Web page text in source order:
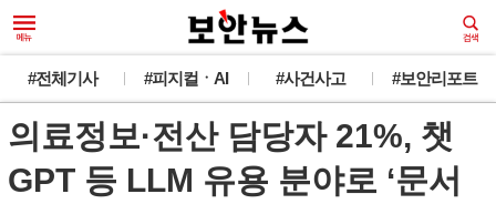
#전체기사 #피지컬ㆍAI #사건사고 #보안리포트
의료정보·전산 담당자 21%, 챗
GPT 등 LLM 유용 분야로 ‘문서